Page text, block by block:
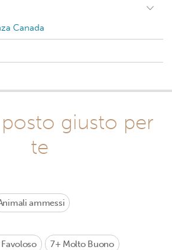
Canada
giusto per
te
ammessi
Favoloso 7+ Molto Buono